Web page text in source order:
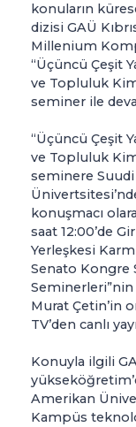
konuların
dizisi GAÜ
Millenium
“Üçüncü Çeşit
ve Topluluk
seminer ile
“Üçüncü Çeşit
ve Topluluk
seminere Suudi
konuşmacı
saat 12:00’de
Yerleşkesi
Senato Kongre
Murat Çetin’in
TV’den canlı
Konuyla ilgili
Amerikan
Kampüs